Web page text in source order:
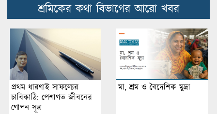
শ্রমিকের কথা বিভাগের আরো খবর
প্রথম ধারণাই সাফল্যের
চাবিকাঠি: পেশাগত জীবনের
গোপন সূত্র
মা, শ্রম ও বৈদেশিক মুদ্রা